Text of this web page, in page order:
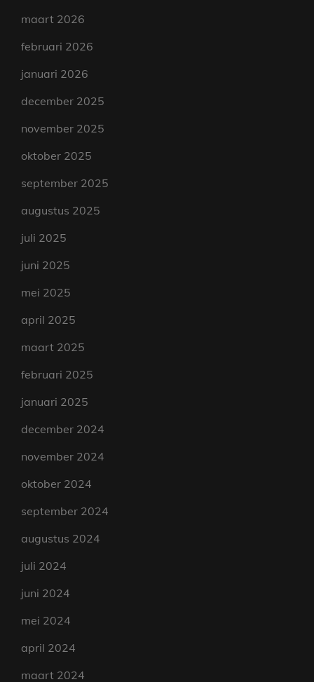
maart 2026
februari 2026
januari 2026
december 2025
november 2025
oktober 2025
september 2025
augustus 2025
juli 2025
juni 2025
mei 2025
april 2025
maart 2025
februari 2025
januari 2025
december 2024
november 2024
oktober 2024
september 2024
augustus 2024
juli 2024
juni 2024
mei 2024
april 2024
maart 2024